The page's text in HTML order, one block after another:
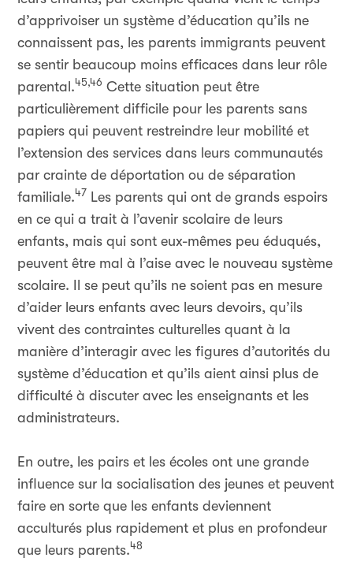
d’apprivoiser un système d’éducation qu’ils ne
connaissent pas, les parents immigrants peuvent
se sentir beaucoup moins efficaces dans leur rôle
parental.45,46 Cette situation peut être
particulièrement difficile pour les parents sans
papiers qui peuvent restreindre leur mobilité et
l’extension des services dans leurs communautés
par crainte de déportation ou de séparation
familiale.47 Les parents qui ont de grands espoirs
en ce qui a trait à l’avenir scolaire de leurs
enfants, mais qui sont eux-mêmes peu éduqués,
peuvent être mal à l’aise avec le nouveau système
scolaire. Il se peut qu’ils ne soient pas en mesure
d’aider leurs enfants avec leurs devoirs, qu’ils
vivent des contraintes culturelles quant à la
manière d’interagir avec les figures d’autorités du
système d’éducation et qu’ils aient ainsi plus de
difficulté à discuter avec les enseignants et les
administrateurs.
En outre, les pairs et les écoles ont une grande
influence sur la socialisation des jeunes et peuvent
faire en sorte que les enfants deviennent
acculturés plus rapidement et plus en profondeur
que leurs parents.48